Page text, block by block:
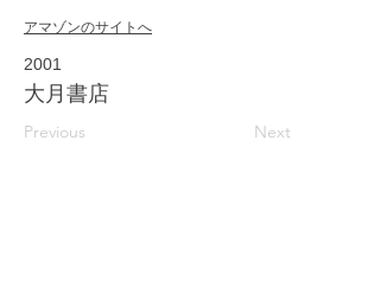
アマゾンのサイトへ
2001
大月書店
Previous Next